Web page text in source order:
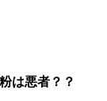
は悪者？？